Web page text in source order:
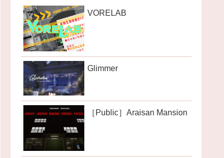
VORELAB
Glimmer
［Public］Araisan Mansion